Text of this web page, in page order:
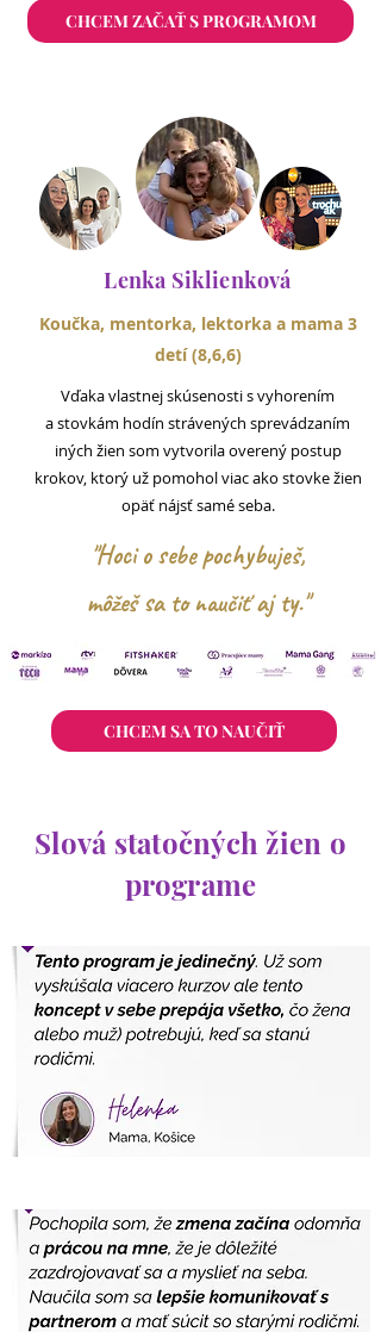
CHCEM ZAČAŤ S PROGRAMOM
Lenka Siklienková
Koučka, mentorka, lektorka a mama 3
detí (8,6,6)
Vďaka vlastnej skúsenosti s vyhorením
astovkám hodín strávených sprevádzaním
iných žien som vytvorila overený postup
krokov, ktorý už pomohol viac ako stovke žien
opäť nájsť samé seba.
"Hoci o sebe pochybuješ,
môžeš sa to naučiť aj ty."
CHCEM SA TO NAUČIŤ
Slová statočných žien o
programe